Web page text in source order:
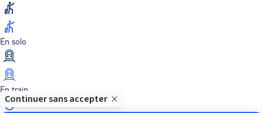
En solo
En train